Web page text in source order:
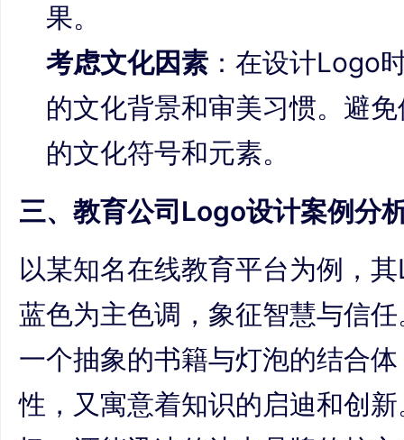
果。
考虑文化因素 ：在设计Logo
的文化背景和审美习惯。避
的文化符号和元素。
三、教育公司Logo设计案例分
以某知名在线教育平台为例，
蓝色为主色调，象征智慧与信
一个抽象的书籍与灯泡的结合
性，又寓意着知识的启迪和创